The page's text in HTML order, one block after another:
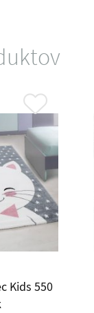
Kids 550